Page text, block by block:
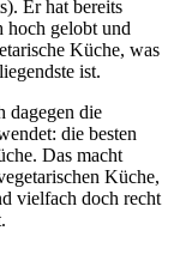
Er hat bereits
hoch gelobt und
Küche, was
ist.
dagegen die
die besten
Das macht
Küche,
vielfach doch recht